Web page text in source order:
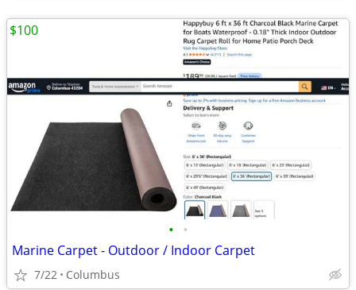
• •
Marine Carpet - Outdoor / Indoor Carpet
7/22 Columbus
$100